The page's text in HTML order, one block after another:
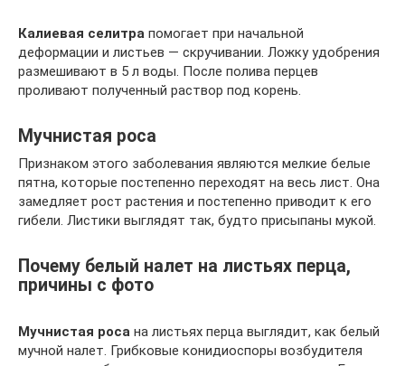
Калиевая селитра помогает при начальной
деформации и листьев — скручивании. Ложку удобрения
размешивают в 5 л воды. После полива перцев
проливают полученный раствор под корень.
Мучнистая роса
Признаком этого заболевания являются мелкие белые
пятна, которые постепенно переходят на весь лист. Она
замедляет рост растения и постепенно приводит к его
гибели. Листики выглядят так, будто присыпаны мукой.
Почему белый налет на листьях перца,
причины с фото
Мучнистая роса на листьях перца выглядит, как белый
мучной налет. Грибковые конидиоспоры возбудителя